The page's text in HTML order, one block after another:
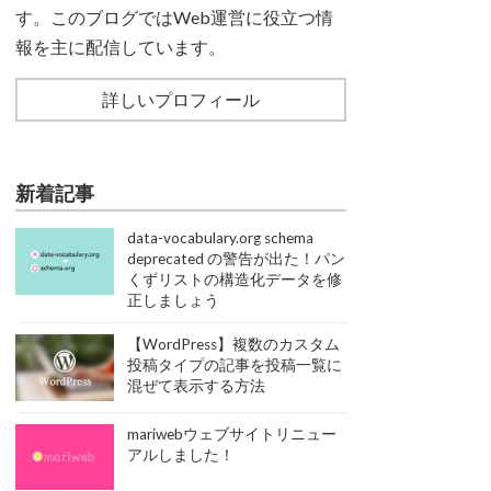
す。このブログではWeb運営に役立つ情
報を主に配信しています。
詳しいプロフィール
新着記事
data-vocabulary.org schema
deprecated の警告が出た！パン
くずリストの構造化データを修
正しましょう
【WordPress】複数のカスタム
投稿タイプの記事を投稿一覧に
混ぜて表示する方法
mariwebウェブサイトリニュー
アルしました！